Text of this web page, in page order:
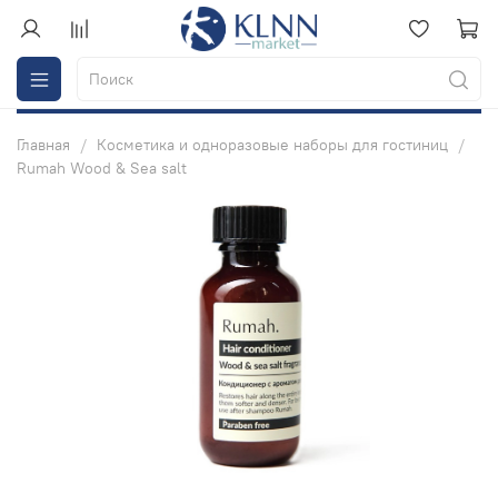
Главная
Косметика и одноразовые наборы для гостиниц
Rumah Wood & Sea salt